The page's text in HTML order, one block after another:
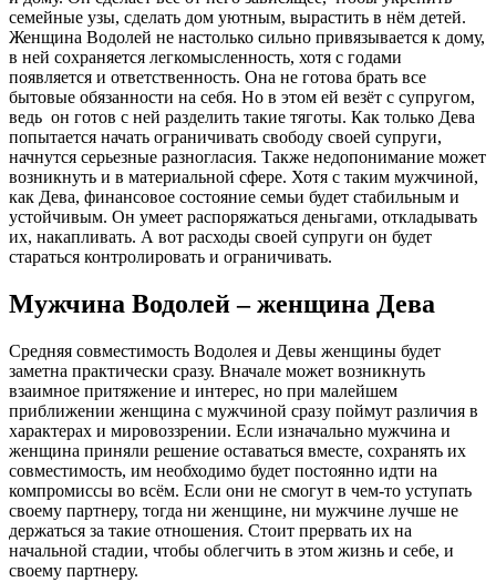
семейные узы, сделать дом уютным, вырастить в нём детей.
Женщина Водолей не настолько сильно привязывается к дому,
в ней сохраняется легкомысленность, хотя с годами
появляется и ответственность. Она не готова брать все
бытовые обязанности на себя. Но в этом ей везёт с супругом,
ведь он готов с ней разделить такие тяготы. Как только Дева
попытается начать ограничивать свободу своей супруги,
начнутся серьезные разногласия. Также недопонимание может
возникнуть и в материальной сфере. Хотя с таким мужчиной,
как Дева, финансовое состояние семьи будет стабильным и
устойчивым. Он умеет распоряжаться деньгами, откладывать
их, накапливать. А вот расходы своей супруги он будет
стараться контролировать и ограничивать.
Мужчина Водолей – женщина Дева
Средняя совместимость Водолея и Девы женщины будет
заметна практически сразу. Вначале может возникнуть
взаимное притяжение и интерес, но при малейшем
приближении женщина с мужчиной сразу поймут различия в
характерах и мировоззрении. Если изначально мужчина и
женщина приняли решение оставаться вместе, сохранять их
совместимость, им необходимо будет постоянно идти на
компромиссы во всём. Если они не смогут в чем-то уступать
своему партнеру, тогда ни женщине, ни мужчине лучше не
держаться за такие отношения. Стоит прервать их на
начальной стадии, чтобы облегчить в этом жизнь и себе, и
своему партнеру.